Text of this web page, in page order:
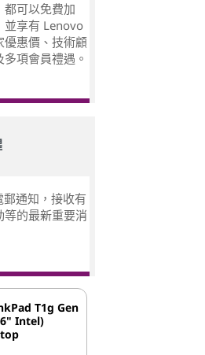
都可以免費加
並享有 Lenovo
優惠價、技術顧
項會員禮遇。
通知，接收有
等的最新重要消
T1g Gen
Intel)